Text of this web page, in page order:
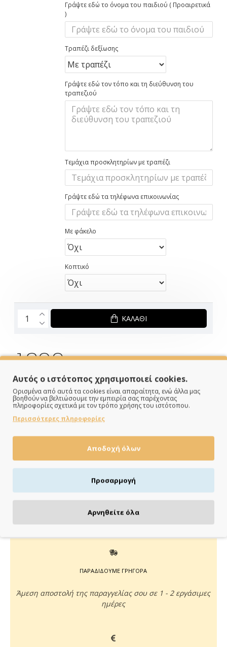
ΣΕ ΑΠΟΘΕΜΑ
Brand:Twenty2Τwins
Κωδικός:T2T25034
Διαστάσεις:
19.00cm x 19.00cm x 0.20cm
1.90€
Γράψτε εδώ το όνομα του παιδιού ( Προαιρετικά
)
Τραπέζι δεξίωσης
Γράψτε εδώ τον τόπο και τη διεύθυνση του
τραπεζιού
Τεμάχια προσκλητηρίων με τραπέζι
Γράψτε εδώ τα τηλέφωνα επικοινωνίας
Με φάκελο
Κοπτικό
ΚΑΛΆΘΙ
Κάνε τις αγορές σου εύκολα & γρήγορα με
έως 3 άτοκες δόσεις χωρίς πιστωτική κάρτα!
Aποστολή & παραλαβή εντός 48 ωρών με Box
με Box Now στην Πόρτα σου
ΠΑΡΑΔΙΔΟΥΜΕ ΓΡΗΓΟΡΑ
Άμεση αποστολή της παραγγελίας σου σε 1 - 2 εργάσιμες
ημέρες
Αυτός ο ιστότοπος χρησιμοποιεί cookies.
Ορισμένα από αυτά τα cookies είναι απαραίτητα, ενώ άλλα μας
βοηθούν να βελτιώσουμε την εμπειρία σας παρέχοντας
πληροφορίες σχετικά με τον τρόπο χρήσης του ιστότοπου.
Περισσότερες πληροφορίες
Αποδοχή όλων
Προσαρμογή
Αρνηθείτε όλα